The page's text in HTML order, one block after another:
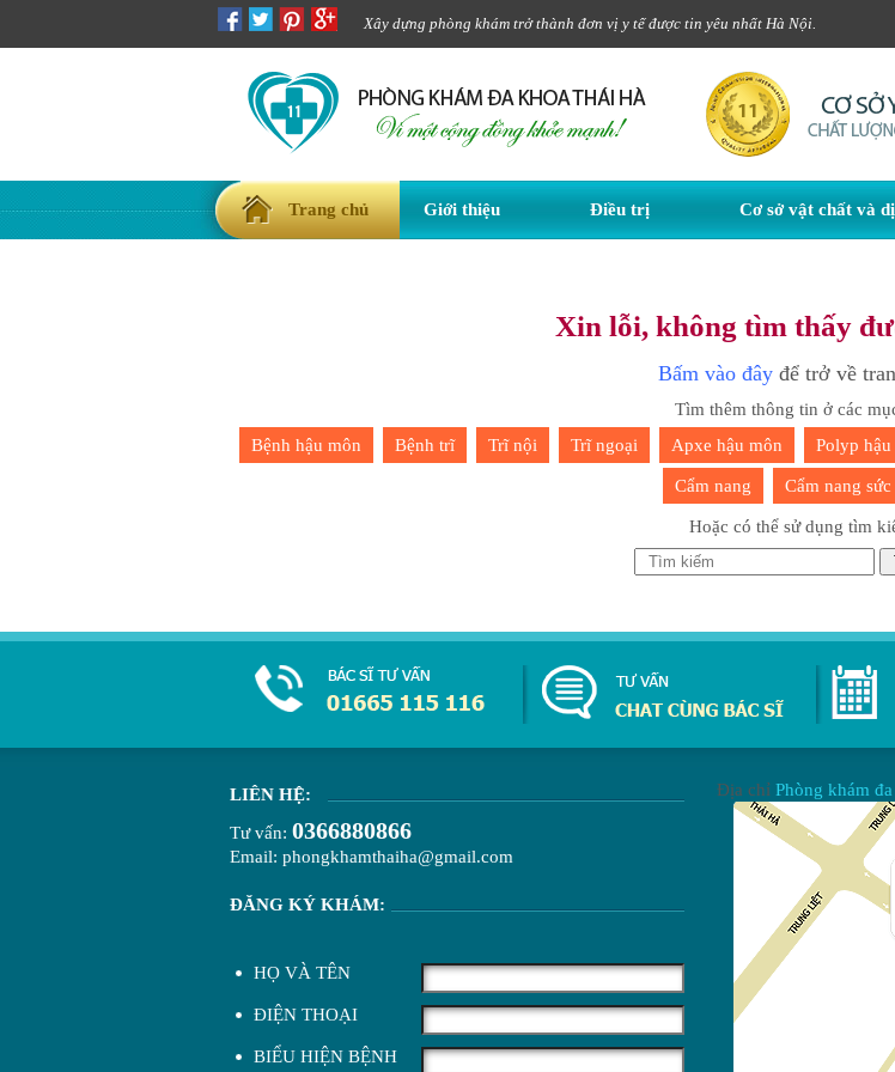
Xây dựng phòng khám trở thành đơn vị y tế được tin yêu nhất Hà Nội.
Trang chủ Giới thiệu Điều trị Cơ sở vật chất và
Xin lỗi, không tìm thấy
Bấm vào đây để trở về
Tìm thêm thông tin ở các
Bệnh hậu môn
Bệnh trĩ Trĩ nội Trĩ ngoại Apxe hậu môn Polyp hậu
Cẩm nang Cẩm nang
Hoặc có thể sử dụng tìm
LIÊN HỆ:
Tư vấn: 0366880866
Email: phongkhamthaiha@gmail.com
ĐĂNG KÝ KHÁM:
HỌ VÀ TÊN
ĐIỆN THOẠI
BIỂU HIỆN BỆNH
Địa chỉ Phòng khám